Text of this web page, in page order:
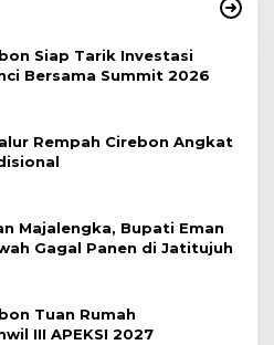
Siap Tarik Investasi
Bersama Summit 2026
Rempah Cirebon Angkat
Majalengka, Bupati Eman
Gagal Panen di Jatitujuh
Tuan Rumah
III APEKSI 2027